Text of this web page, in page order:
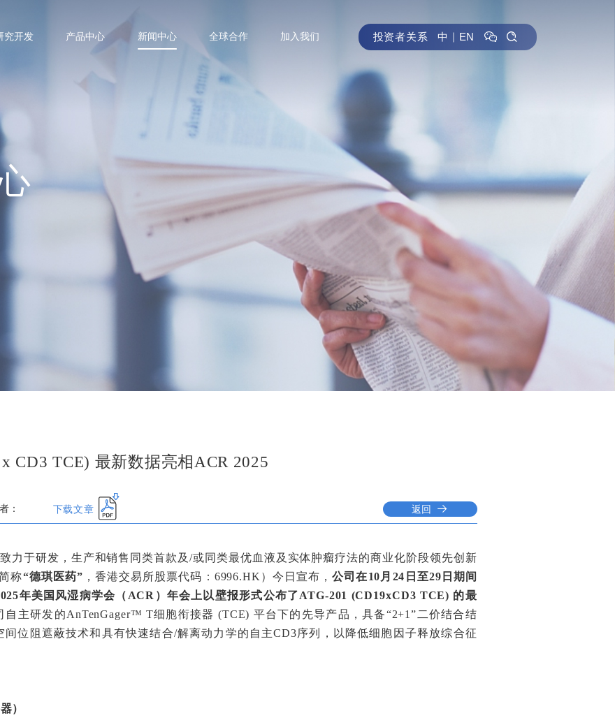
究开发 产品中心 新闻中心 全球合作 加入我们 投资者关系 中 ｜ EN
CD3 TCE) 最新数据亮相ACR 2025
： 下载文章 返回
力于研发，生产和销售同类首款及/或同类最优血液及实体肿瘤疗法的商业化阶段领先创新
称“德琪医药” ，香港交易所股票代码：6996.HK）今日宣布，公司在10月24日至29日期间
年美国风湿病学会（ACR）年会上以壁报形式公布了ATG-201 (CD19xCD3 TCE) 的最
自主研发的AnTenGager™ T细胞衔接器 (TCE) 平台下的先导产品，具备“2+1”二价结合结
位阻遮蔽技术和具有快速结合/解离动力学的自主CD3序列，以降低细胞因子释放综合征
）